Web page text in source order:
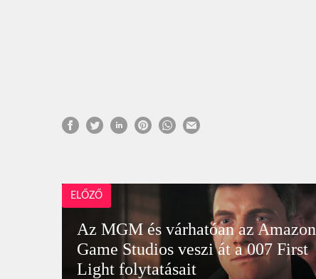
ELŐZŐ
Az MGM és várhatóan az Amazon
Game Studios veszi át a 007 First
Light folytatásait